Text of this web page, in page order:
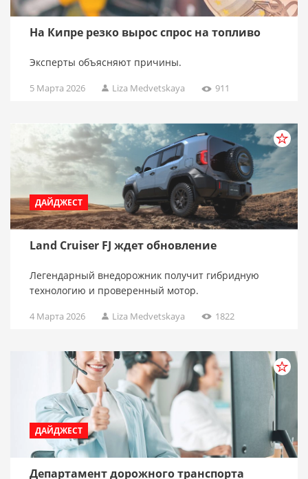
На Кипре резко вырос спрос на топливо
Эксперты объясняют причины.
5 Марта 2026 Liza Medvetskaya 911
ДАЙДЖЕСТ
Land Cruiser FJ ждет обновление
Легендарный внедорожник получит гибридную
технологию и проверенный мотор.
4 Марта 2026 Liza Medvetskaya 1822
ДАЙДЖЕСТ
Департамент дорожного транспорта